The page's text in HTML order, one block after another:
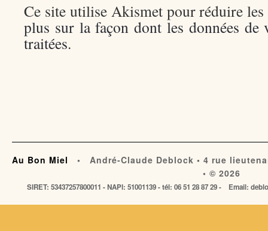
Ce site utilise Akismet pour réduire
plus sur la façon dont les données de
traitées.
Au Bon Miel
• André-Claude Deblock • 4 rue
• © 2026
SIRET: 53437257800011 - NAPI: 51001139 - tél: 06 51 28 87 29 - Email: